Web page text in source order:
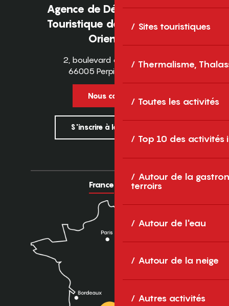
Sites touristiques
Thermalisme,
Toutes les activités
Top 10 des activités
Autour de la
terroirs
Autour de l'eau
Autour de la neige
Autres activités
Agence de Développement
Touristique des Pyrénées-
Orientales
2, boulevard des Pyrénées
66005 Perpignan Cedex
Nous contacter
S'inscrire à la newsletter
France Europe